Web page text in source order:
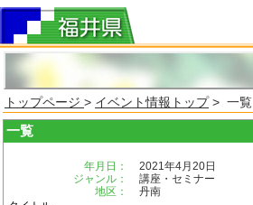
トップページ > イベント情報トップ> 一覧
一覧
年月日：
2021年4月20日
ジャンル：
講座・セミナー
地区：
丹南